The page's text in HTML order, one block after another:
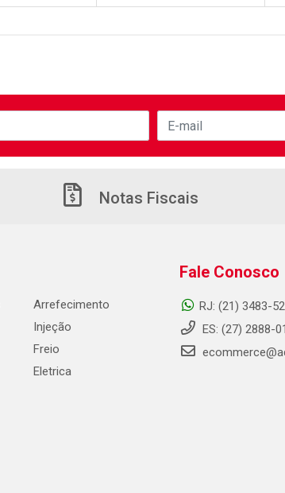
Notas Fiscais
Arrefecimento
Injeção
Freio
Eletrica
Fale Conosco
RJ: (21) 3483-
ES: (27) 2888-